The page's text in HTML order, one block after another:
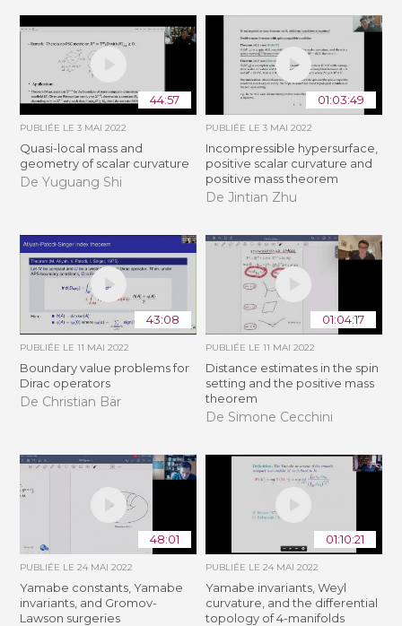
44:57
PUBLIÉE LE3 MAI 2022
Quasi-local mass and
geometry of scalar curvature
De Yuguang Shi
01:03:49
PUBLIÉE LE 3 MAI 2022
Incompressible hypersurface,
positive scalar curvature and
positive mass theorem
De Jintian Zhu
43:08
PUBLIÉE LE11 MAI 2022
Boundary value problems for
Dirac operators
De Christian Bär
01:04:17
PUBLIÉE LE 11 MAI 2022
Distance estimates in the spin
setting and the positive mass
theorem
De Simone Cecchini
48:01
PUBLIÉE LE24 MAI 2022
Yamabe constants, Yamabe
invariants, and Gromov-
Lawson surgeries
01:10:21
PUBLIÉE LE 24 MAI 2022
Yamabe invariants, Weyl
curvature, and the differential
topology of 4-manifolds